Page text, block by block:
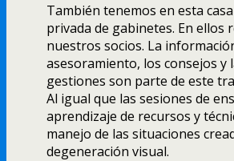
También tenemos en esta
privada de gabinetes. En ellos
nuestros socios. La
asesoramiento, los consejos y
gestiones son parte de este
Al igual que las sesiones de
aprendizaje de recursos y
manejo de las situaciones
degeneración visual.